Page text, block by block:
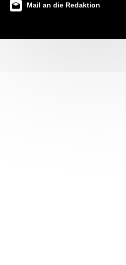
Mail an die Redaktion